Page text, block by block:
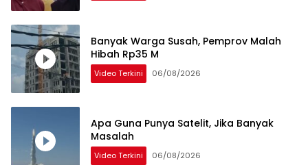
Banyak Warga Susah, Pemprov Malah
Hibah Rp35 M
Video Terkini 06/08/2026
Apa Guna Punya Satelit, Jika Banyak
Masalah
Video Terkini 06/08/2026